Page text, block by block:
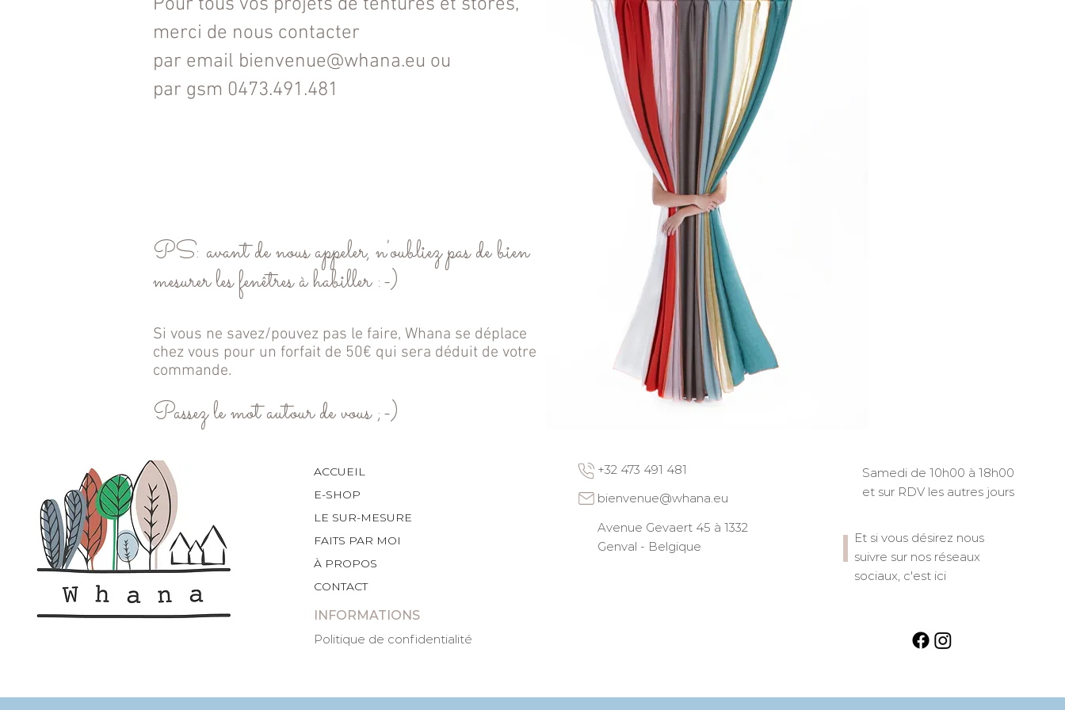
Pour tous vos projets de tentures et stores,
merci de nous contacter
par email bienvenue@whana.eu ou
par gsm 0473.491.481
PS: avant de nous appeler, n'oubliez pas de bien
mesurer les fenêtresà habiller :-)
Si vous ne savez/pouvez pas le faire, Whana se déplace
chez vous pour un forfait de 50€ qui sera déduit de votre
commande.
Passez le mot autour de vous ;-)
ACCUEIL
E-SHOP
LE SUR-MESURE
FAITS PAR MOI
À PROPOS
CONTACT
INFORMATIONS
Politique de confidentialité
+32 473 491 481
bienvenue@whana.eu
Avenue Gevaert 45 à 1332
Genval - Belgique
Samedi de 10h00 à 18h00
et sur RDV les autres jours
Et si vous désirez nous
suivre sur nos réseaux
sociaux, c'est ici